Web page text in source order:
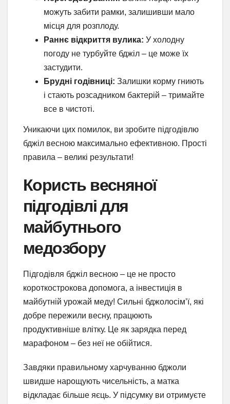
можуть забити рамки, залишивши мало
місця для розплоду.
Раннє відкриття вулика: У холодну
погоду не турбуйте бджіл – це може їх
застудити.
Брудні годівниці: Залишки корму гниють
і стають розсадником бактерій – тримайте
все в чистоті.
Уникаючи цих помилок, ви зробите підгодівлю
бджіл весною максимально ефективною. Прості
правила – великі результати!
Користь весняної
підгодівлі для
майбутнього
медозбору
Підгодівля бджіл весною – це не просто
короткострокова допомога, а інвестиція в
майбутній урожай меду! Сильні бджолосім’ї, які
добре пережили весну, працюють
продуктивніше влітку. Це як зарядка перед
марафоном – без неї не обійтися.
Завдяки правильному харчуванню бджоли
швидше нарощують чисельність, а матка
відкладає більше яєць. У підсумку ви отримуєте